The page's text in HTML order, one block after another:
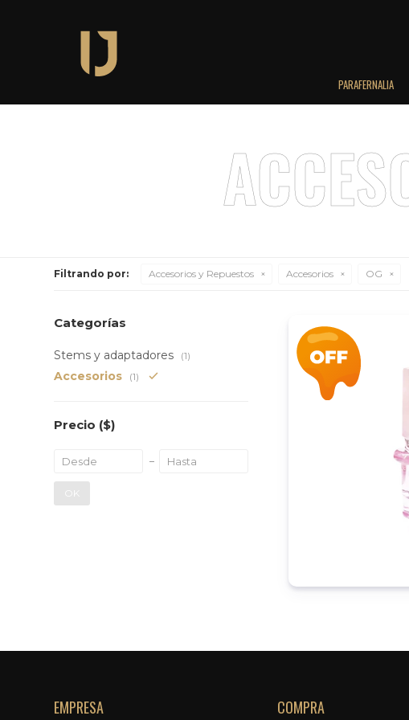
PARAFERNALIA
Filtrando por: Accesorios y Repuestos Accesorios OG
Categorías
Stems y adaptadores (1)
Accesorios (1)
Precio ($)
OK
EMPRESA COMPRA